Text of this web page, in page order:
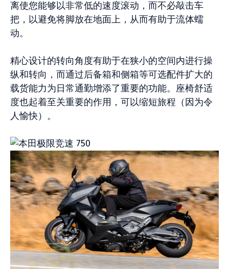
离使您能够以非常低的速度滚动，而不必敲击车
把，以避免将脚放在地面上，从而有助于流体蠕
动。
精心设计的转向角度有助于在狭小的空间内进行操
纵和转向，而通过后备箱和侧箱等可选配件扩大的
载货能力为日常通勤增添了重要的功能。座椅舒适
度也起着至关重要的作用，可以缩短旅程（因为令
人愉快）。